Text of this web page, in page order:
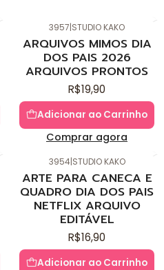
3957|STUDIO KAKO
ARQUIVOS MIMOS DIA
DOS PAIS 2026
ARQUIVOS PRONTOS
R$19,90
Adicionar ao Carrinho
Comprar agora
3954|STUDIO KAKO
ARTE PARA CANECA E
QUADRO DIA DOS PAIS
NETFLIX ARQUIVO
EDITÁVEL
R$16,90
Adicionar ao Carrinho